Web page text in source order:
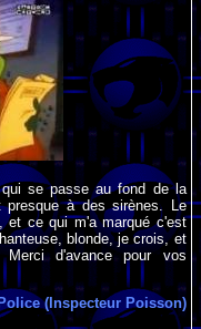
se passe au fond de la
presque à des sirènes. Le
et ce qui m'a marqué c'est
blonde, je crois, et
d'avance pour vos
(Inspecteur Poisson)